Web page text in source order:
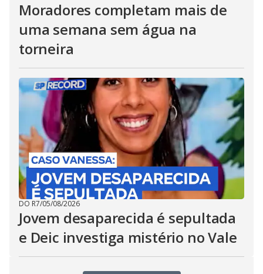
Moradores completam mais de
uma semana sem água na
torneira
DO R7/05/08/2026
Jovem desaparecida é sepultada
e Deic investiga mistério no Vale